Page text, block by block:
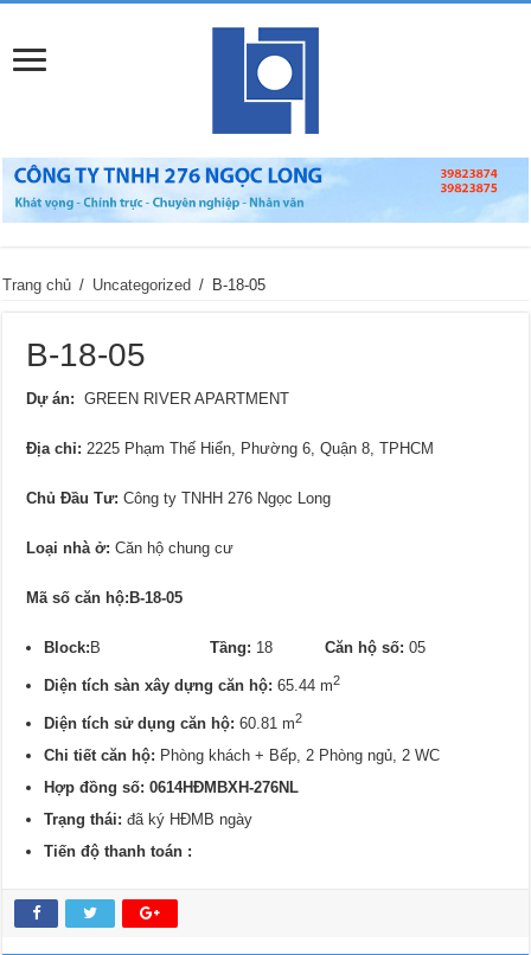
Trang chủ / Uncategorized / B-18-05
B-18-05
Dự án: GREEN RIVER APARTMENT
Địa chỉ: 2225 Phạm Thế Hiển, Phường 6, Quận 8, TPHCM
Chủ Đầu Tư: Công ty TNHH 276 Ngọc Long
Loại nhà ở: Căn hộ chung cư
Mã số căn hộ:B-18-05
Block:BTầng: 18Căn hộ số: 05
Diện tích sàn xây dựng căn hộ:65.44 m2
Diện tích sử dụng căn hộ: 60.81 m2
Chi tiết căn hộ: Phòng khách + Bếp, 2 Phòng ngủ, 2 WC
Hợp đồng số: 0614HĐMBXH-276NL
Trạng thái:đã ký HĐMB ngày
Tiến độ thanh toán :